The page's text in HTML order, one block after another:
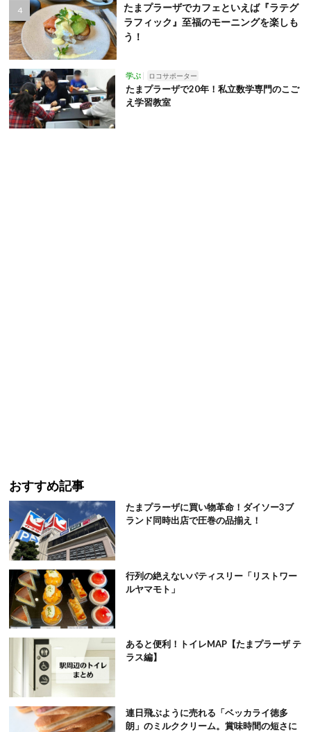
たまプラーザでカフェといえば『ラテグ
ラフィック』至福のモーニングを楽しも
う！
学ぶ ロコサポーター
たまプラーザで20年！私立数学専門のこご
え学習教室
おすすめ記事
たまプラーザに買い物革命！ダイソー3ブ
ランド同時出店で圧巻の品揃え！
行列の絶えないパティスリー「リストワー
ルヤマモト」
あると便利！トイレMAP【たまプラーザ テ
ラス編】
連日飛ぶように売れる「ベッカライ徳多
朗」のミルククリーム。賞味時間の短さに